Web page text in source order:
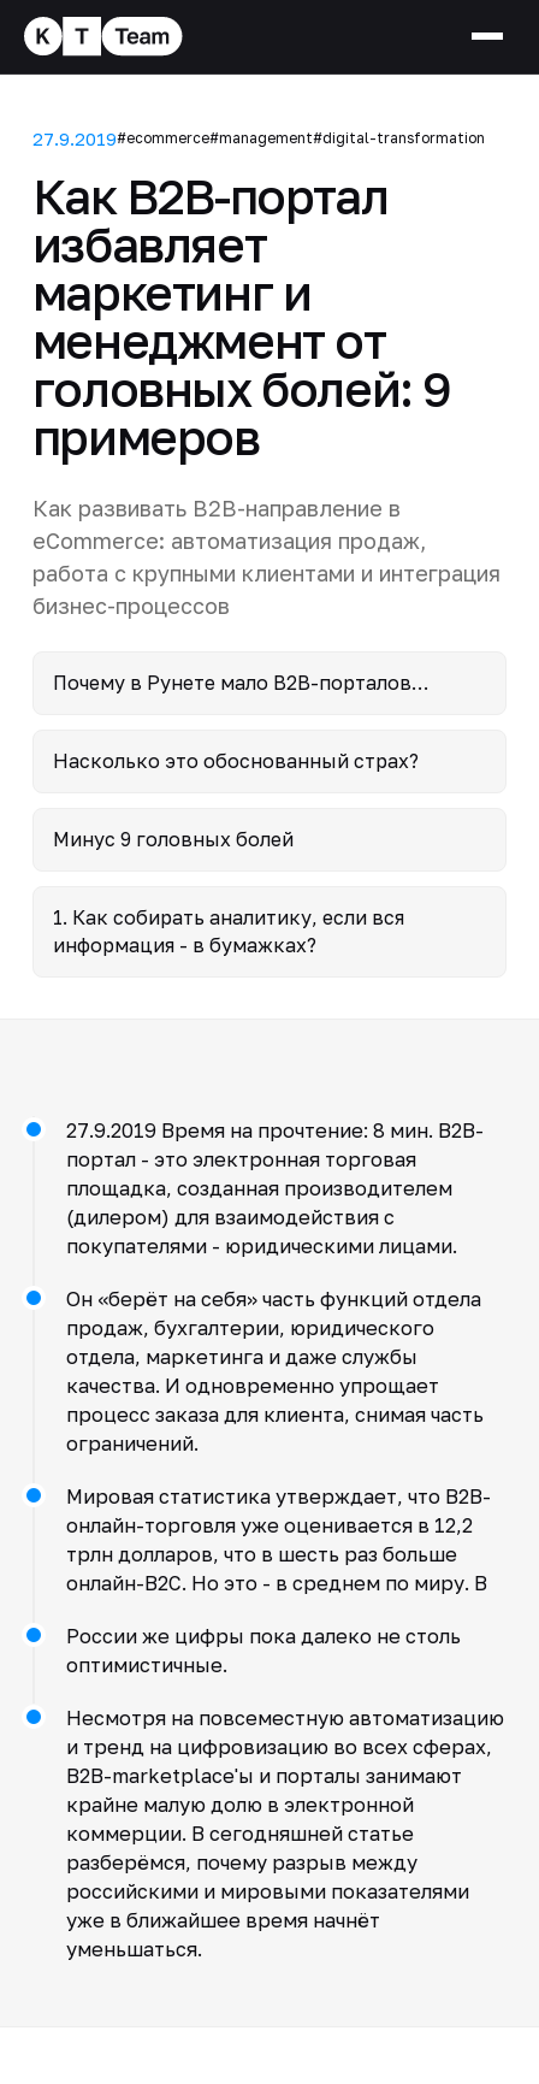
27.9.2019#ecommerce#management#digital-transformation
Как B2B-портал
избавляет
маркетинг и
менеджмент от
головных болей: 9
примеров
Как развивать B2B-направление в
eCommerce: автоматизация продаж,
работа с крупными клиентами и интеграция
бизнес-процессов
Почему в Рунете мало B2B-порталов…
Насколько это обоснованный страх?
Минус 9 головных болей
1. Как собирать аналитику, если вся
информация - в бумажках?
27.9.2019 Время на прочтение: 8 мин. B2B-
портал - это электронная торговая
площадка, созданная производителем
(дилером) для взаимодействия с
покупателями - юридическими лицами.
Он «берёт на себя» часть функций отдела
продаж, бухгалтерии, юридического
отдела, маркетинга и даже службы
качества. И одновременно упрощает
процесс заказа для клиента, снимая часть
ограничений.
Мировая статистика утверждает, что B2B-
онлайн-торговля уже оценивается в 12,2
трлн долларов, что в шесть раз больше
онлайн-B2C. Но это - в среднем по миру. В
России же цифры пока далеко не столь
оптимистичные.
Несмотря на повсеместную автоматизацию
и тренд на цифровизацию во всех сферах,
B2B-marketplace'ы и порталы занимают
крайне малую долю в электронной
коммерции. В сегодняшней статье
разберёмся, почему разрыв между
российскими и мировыми показателями
уже в ближайшее время начнёт
уменьшаться.